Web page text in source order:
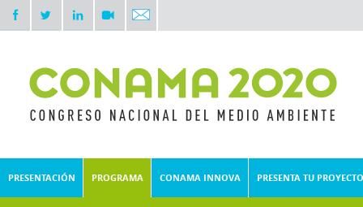
PRESENTACIÓN PROGRAMA CONAMA INNOVA PRESENTA TU PROYECTO